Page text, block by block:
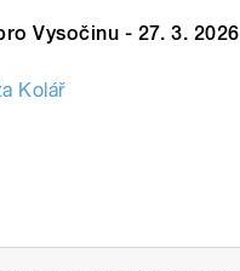
Vysočinu - 27. 3. 2026
Kolář